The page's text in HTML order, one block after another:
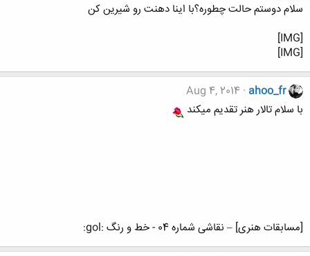
سلام دوستم حالت چطوره؟با اینا دهنت رو شیرین کن
[IMG]
[IMG]
ahoo_fr
Aug 4, 2014
با سلام تالار هنر تقدیم میکند
[مسابقات هنری] – نقاشی شماره 04 - خط و رنگ :gol: